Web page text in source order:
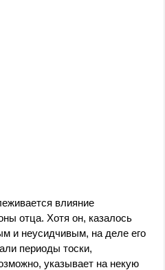
влияние
отца. Хотя он, казалось
и неусидчивым, на деле его
периоды тоски,
указывает на некую